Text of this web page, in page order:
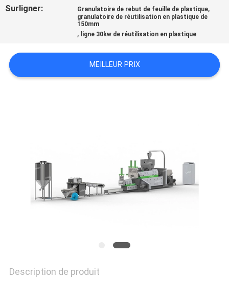
DEMANDEZ
PLAN
POLICY
Surligner:
Granulatoire de rebut de feuille de plastique,
granulatoire de réutilisation en plastique de
150mm
, ligne 30kw de réutilisation en plastique
MEILLEUR PRIX
Description de produit